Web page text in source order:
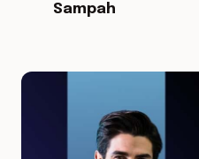
Sampah